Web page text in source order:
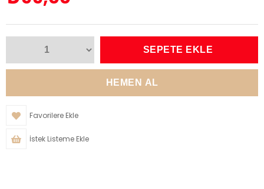
Favorilere Ekle
İstek Listeme Ekle